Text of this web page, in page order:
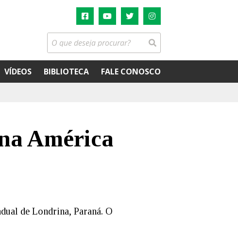
VÍDEOS BIBLIOTECA FALE CONOSCO
América
de Londrina, Paraná. O